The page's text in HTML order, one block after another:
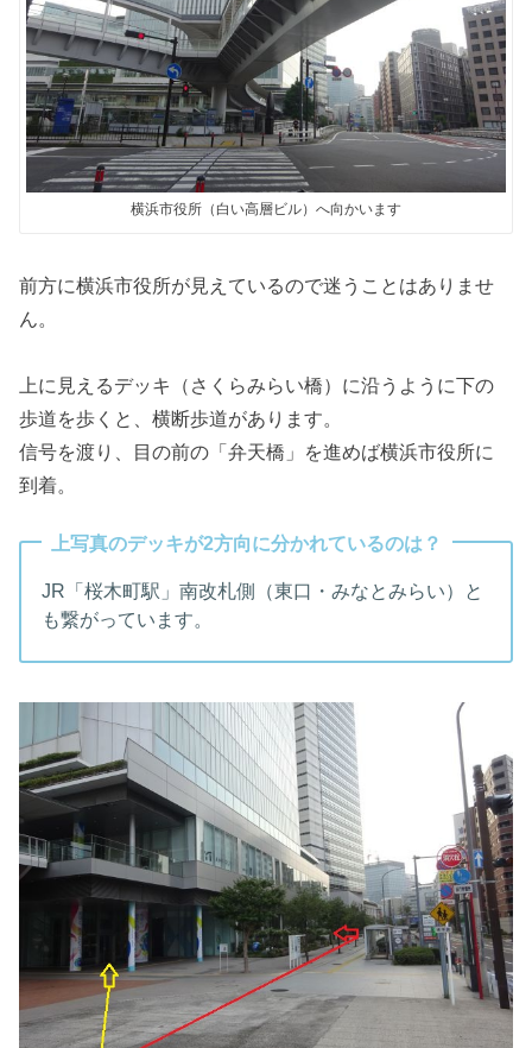
横浜市役所（白い高層ビル）へ向かいます
前方に横浜市役所が見えているので迷うことはありませ
ん。
上に見えるデッキ（さくらみらい橋）に沿うように下の
歩道を歩くと、横断歩道があります。
信号を渡り、目の前の「弁天橋」を進めば横浜市役所に
到着。
上写真のデッキが2方向に分かれているのは？
JR「桜木町駅」南改札側（東口・みなとみらい）と
も繋がっています。